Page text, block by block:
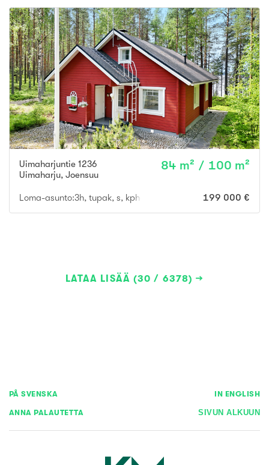
Uimaharjuntie 1236
Uimaharju, Joensuu
84 m² / 100 m²
Loma-asunto:3h, tupak, s, kph+wc, parvihuone, aula199 000 €
LATAA LISÄÄ (30 / 6378)
PÅ SVENSKA IN ENGLISH
ANNA PALAUTETTA SIVUN ALKUUN